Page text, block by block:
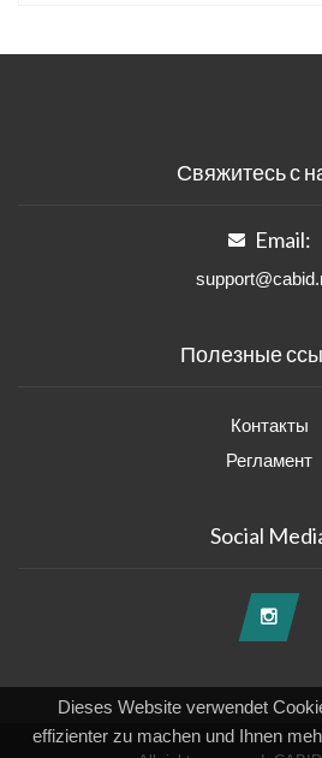
Dieses Website verwendet
effizienter zu machen und Ihnen
Свяжитесь с
Email:
Полезные
Контакты
Регламент
Social